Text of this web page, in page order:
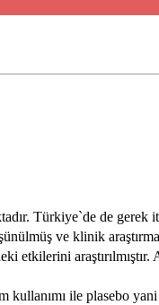
Türkiye`de de
ve klinik
araştırılmıştır.
ile plasebo yani